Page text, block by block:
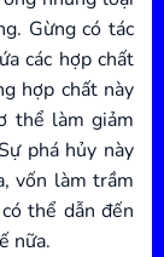
Gừng có tác
các hợp chất
hợp chất này
thể làm giảm
phá hủy này
vốn làm trầm
thể dẫn đến
nữa.